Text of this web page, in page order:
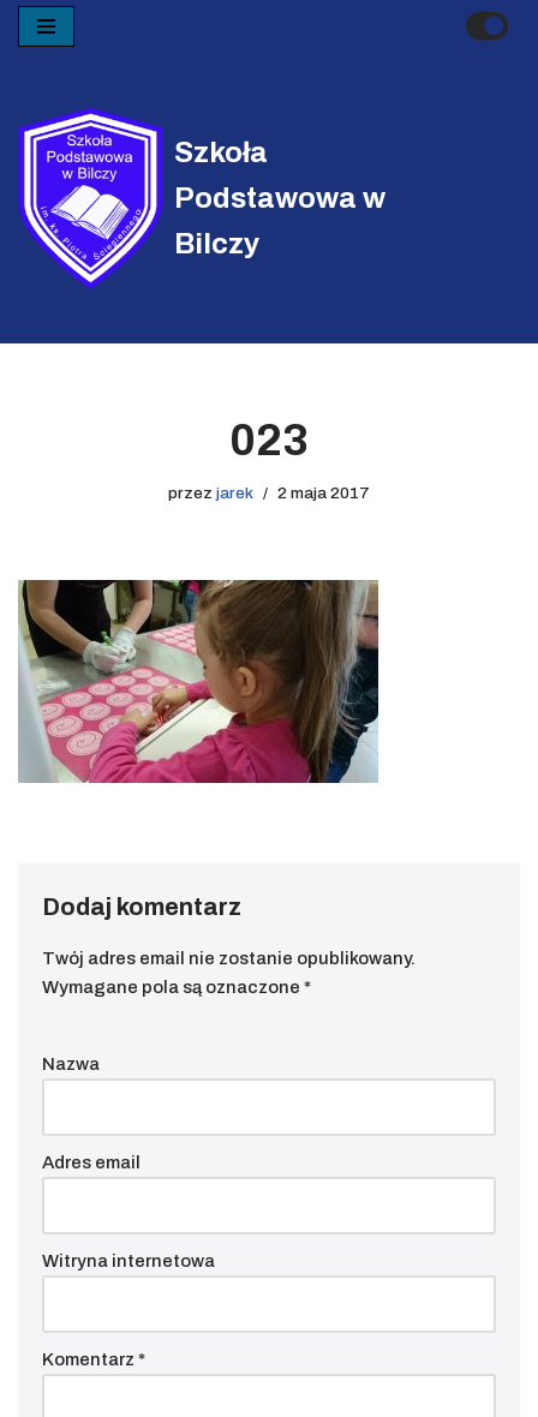
treści
Szkoła
Podstawowa w
Bilczy
023
przez jarek 2 maja 2017
Dodaj komentarz
Twój adres email nie zostanie opublikowany.
Wymagane pola są oznaczone *
Nazwa
Adres email
Witryna internetowa
Komentarz *